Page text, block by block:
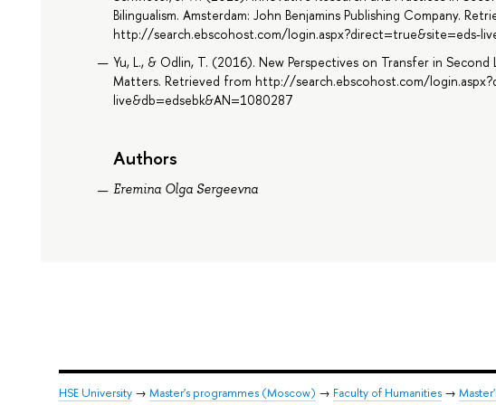
Bilingualism. Amsterdam: John Benjamins Publishing Company.
http://search.ebscohost.com/login.aspx?direct=true&site=eds-
Yu, L., & Odlin, T. (2016). New Perspectives on Transfer in Second
Matters. Retrieved from http://search.ebscohost.com/
live&db=edsebk&AN=1080287
Authors
Eremina Olga Sergeevna
HSE University→ Master's programmes (Moscow) → Faculty of Humanities→